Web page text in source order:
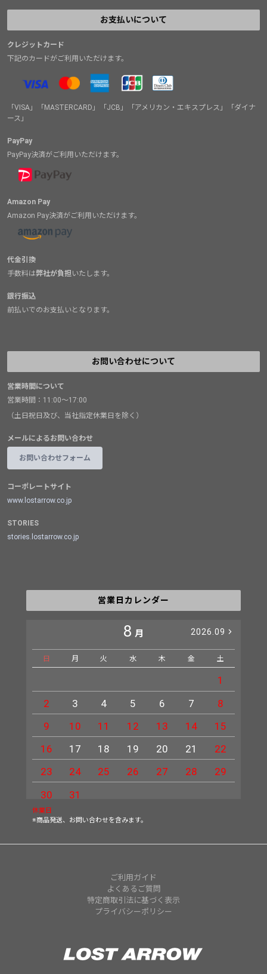
お支払いについて
クレジットカード
下記のカードがご利用いただけます。
「VISA」「MASTERCARD」「JCB」「アメリカン・エキスプレス」「ダイナ
ース」
PayPay
PayPay決済がご利用いただけます。
Amazon Pay
Amazon Pay決済がご利用いただけます。
代金引換
手数料は弊社が負担 いたします。
銀行振込
前払いでのお支払いとなります。
お問い合わせについて
営業時間について
営業時間：11:00～17:00
（土日祝日及び、当社指定休業日を除く）
メールによるお問い合わせ
お問い合わせフォーム
コーポレートサイト
www.lostarrow.co.jp
STORIES
stories.lostarrow.co.jp
営業日カレンダー
8 月 2026.09
日 月 火 水 木 金 土
1
2
3 4 5 6 7
8
9
10 11 12 13 14
15
16
17 18 19 20 21
22
23
24 25 26 27 28
29
30
31
休業日
※商品発送、お問い合わせを含みます。
ご利用ガイド
よくあるご質問
特定商取引法に基づく表示
プライバシーポリシー